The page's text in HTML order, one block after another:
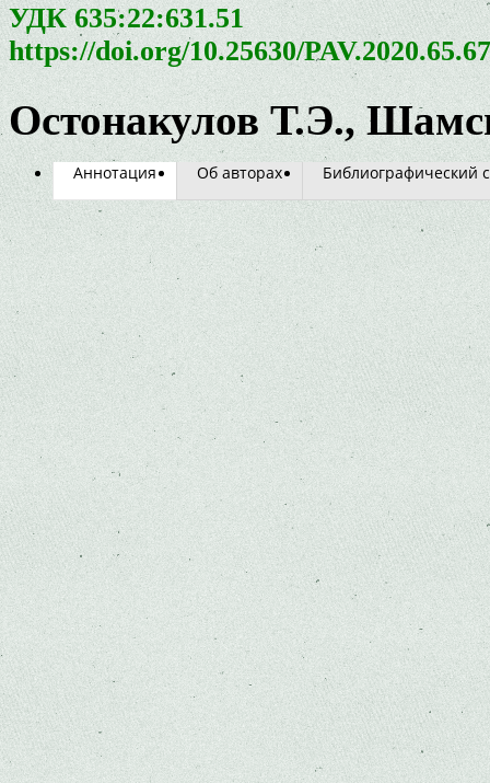
УДК 635:22:631.51
https://doi.org/10.25630/
Остонакулов Т.Э.,
Аннотация Об авторах Библиографический